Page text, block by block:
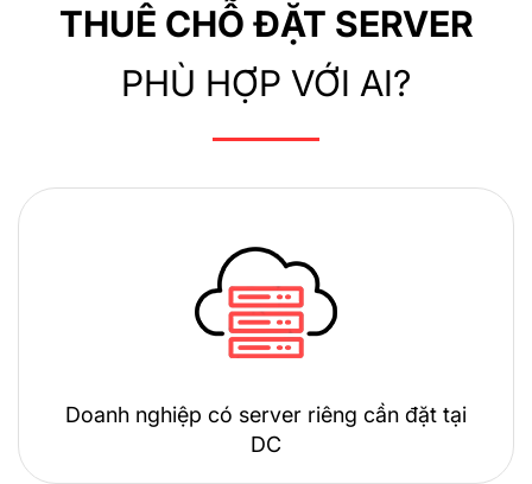
THUÊ CHỖ ĐẶT SERVER
PHÙ HỢP VỚI AI?
Doanh nghiệp có server riêng cần đặt tại
DC